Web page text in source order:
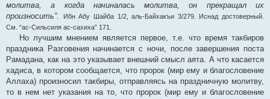
молитва, а когда начиналась молитва, он прекращал их
произносить”.
Ибн Абу Шайба 1/2, аль-Байхакъи 3/279. Иснад достоверный.
См. “ас-Сильсиля ас-сахиха” 171.
Но лучшим мнением является первое, т.е. что время такбиров
праздника Разговения начинается с ночи, после завершения поста
Рамадана, как на это указывает внешний смысл аята. А что касается
хадиса, в котором сообщается, что пророк (мир ему и благословение
Аллаха) произносил такбиры, отправляясь на праздничную молитву,
то в нем нет указания на то, что пророк (мир ему и благословение